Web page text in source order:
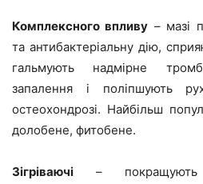
Комплексного впливу – мазі
та антибактеріальну дію,
гальмують надмірне
запалення і поліпшують
остеохондрозі. Найбільш
долобене, фитобене.
Зігріваючі – покращують